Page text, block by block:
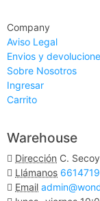
Company
Aviso Legal
Envios y
Sobre Nosotros
Ingresar
Carrito
Warehouse
Dirección C.
Llámanos
Email